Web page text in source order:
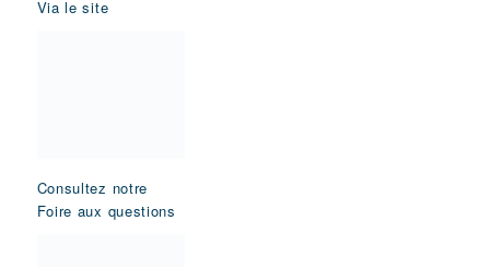
Via le site
Consultez notre
Foire aux questions